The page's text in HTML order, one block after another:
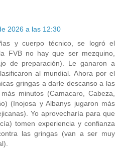
2026 a las 12:30
y cuerpo técnico, se logró el
FVB no hay que ser mezquino,
de preparación). Le ganaron a
al mundial. Ahora por el
gringas a darle descanso a las
minutos (Camacaro, Cabeza,
(Inojosa y Albanys jugaron más
Yo aprovecharía para que
tomen experiencia y confianza
las gringas (van a ser muy